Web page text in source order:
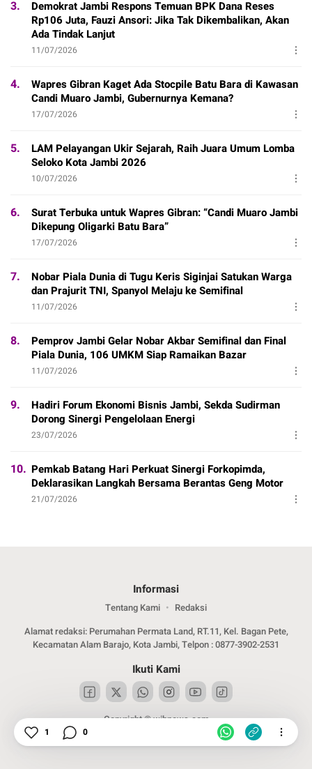
3.
Demokrat Jambi Respons Temuan BPK Dana Reses
Rp106 Juta, Fauzi Ansori: Jika Tak Dikembalikan, Akan
Ada Tindak Lanjut
11/07/2026
4.
Wapres Gibran Kaget Ada Stocpile Batu Bara di Kawasan
Candi Muaro Jambi, Gubernurnya Kemana?
17/07/2026
5.
LAM Pelayangan Ukir Sejarah, Raih Juara Umum Lomba
Seloko Kota Jambi 2026
10/07/2026
6.
Surat Terbuka untuk Wapres Gibran: “Candi Muaro Jambi
Dikepung Oligarki Batu Bara”
17/07/2026
7.
Nobar Piala Dunia di Tugu Keris Siginjai Satukan Warga
dan Prajurit TNI, Spanyol Melaju ke Semifinal
11/07/2026
8.
Pemprov Jambi Gelar Nobar Akbar Semifinal dan Final
Piala Dunia, 106 UMKM Siap Ramaikan Bazar
11/07/2026
9.
Hadiri Forum Ekonomi Bisnis Jambi, Sekda Sudirman
Dorong Sinergi Pengelolaan Energi
23/07/2026
10. Pemkab Batang Hari Perkuat Sinergi Forkopimda,
Deklarasikan Langkah Bersama Berantas Geng Motor
21/07/2026
Informasi
Tentang Kami
Redaksi
Alamat redaksi: Perumahan Permata Land, RT.11, Kel. Bagan Pete,
Kecamatan Alam Barajo, Kota Jambi, Telpon : 0877-3902-2531
Ikuti Kami
Copyright © wibnews.com
1 0